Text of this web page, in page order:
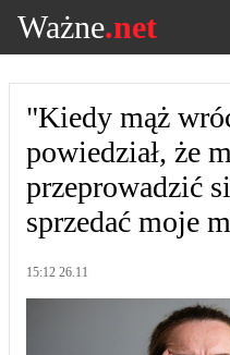
Ważne.net
"Kiedy mąż
powiedział, że
przeprowadzić
sprzedać moje
15:12 26.11